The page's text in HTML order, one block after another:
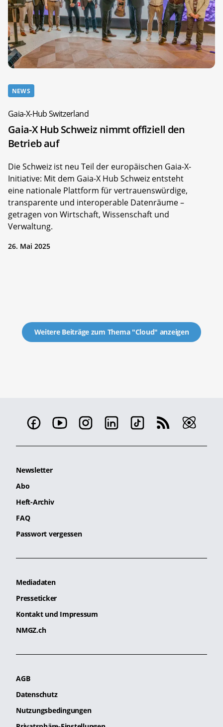
NEWS
Gaia-X-Hub Switzerland
Gaia-X Hub Schweiz nimmt offiziell den
Betrieb auf
Die Schweiz ist neu Teil der europäischen Gaia-X-
Initiative: Mit dem Gaia-X Hub Schweiz entsteht
eine nationale Plattform für vertrauenswürdige,
transparente und interoperable Datenräume –
getragen von Wirtschaft, Wissenschaft und
Verwaltung.
26. Mai 2025
Weitere Beiträge zum Thema "Cloud" anzeigen
Newsletter
Abo
Heft-Archiv
FAQ
Passwort vergessen
Mediadaten
Presseticker
Kontakt und Impressum
NMGZ.ch
AGB
Datenschutz
Nutzungsbedingungen